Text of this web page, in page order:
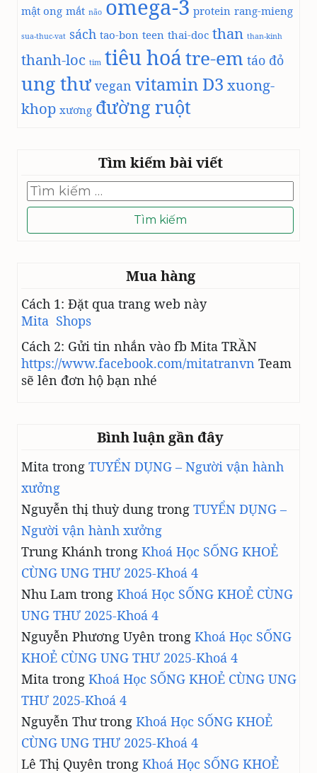
mật ong mắt não omega-3 protein rang-mieng
sua-thuc-vat sách tao-bon teen thai-doc than than-kinh
thanh-loc tim tiêu hoátre-em táo đỏ
ung thư vegan vitamin D3 xuong-
khop xương đường ruột
Tìm kiếm bài viết
Tìm
kiếm
cho:
Mua hàng
Cách 1: Đặt qua trang web này
Mita Shops
Cách 2: Gửi tin nhắn vào fb Mita TRẦN
https://www.facebook.com/mitatranvn Team
sẽ lên đơn hộ bạn nhé
Bình luận gần đây
Mita trong TUYỂN DỤNG – Người vận hành
xưởng
Nguyễn thị thuỳ dung trong TUYỂN DỤNG –
Người vận hành xưởng
Trung Khánh trong Khoá Học SỐNG KHOẺ
CÙNG UNG THƯ 2025-Khoá 4
Nhu Lam trong Khoá Học SỐNG KHOẺ CÙNG
UNG THƯ 2025-Khoá 4
Nguyễn Phương Uyên trong Khoá Học SỐNG
KHOẺ CÙNG UNG THƯ 2025-Khoá 4
Mita trong Khoá Học SỐNG KHOẺ CÙNG UNG
THƯ 2025-Khoá 4
Nguyễn Thưtrong Khoá Học SỐNG KHOẺ
CÙNG UNG THƯ 2025-Khoá 4
Lê Thị Quyên trong Khoá Học SỐNG KHOẺ